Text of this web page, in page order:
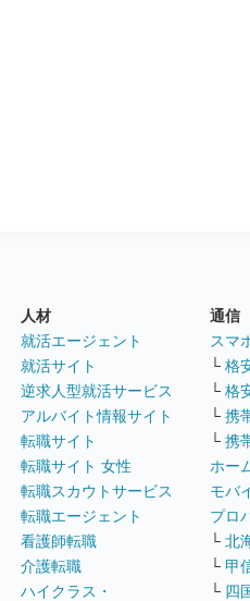
人材
就活エージェント
就活サイト
逆求人型就活サービス
アルバイト情報サイト
転職サイト
転職サイト 女性
転職スカウトサービス
転職エージェント
看護師転職
介護転職
ハイクラス・
通信
スマ
└ 格
└ 格
└ 携
└ 携
ホー
モバ
プロ
└ 北
└ 甲
└ 四